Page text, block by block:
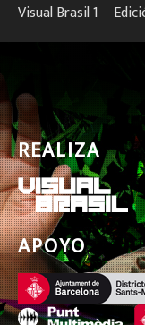
Visual Brasil 1º
REALIZA
APOYO